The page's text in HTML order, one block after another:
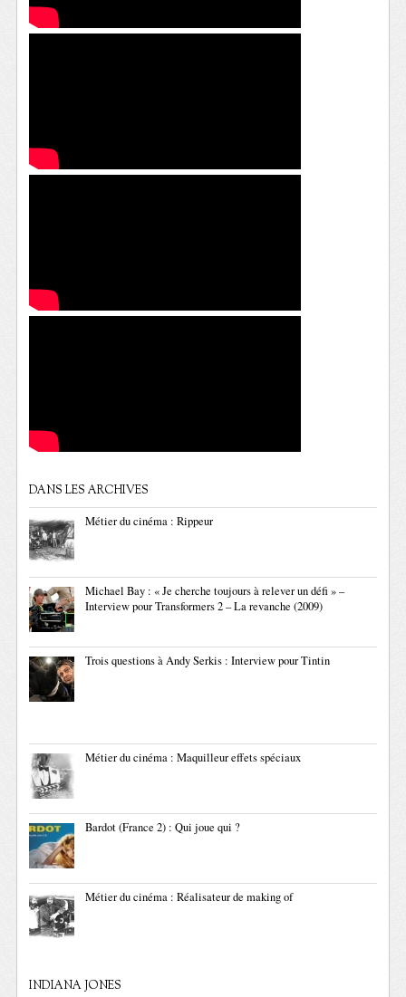
DANS LES ARCHIVES
Métier du cinéma : Rippeur
Michael Bay : « Je cherche toujours à relever un défi » –
Interview pour Transformers 2 – La revanche (2009)
Trois questions à Andy Serkis : Interview pour Tintin
Métier du cinéma : Maquilleur effets spéciaux
Bardot (France 2) : Qui joue qui ?
Métier du cinéma : Réalisateur de making of
INDIANA JONES